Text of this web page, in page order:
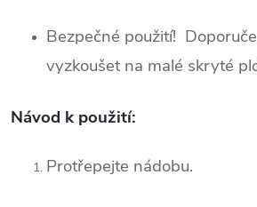
Bezpečné použití!
vyzkoušet na malé skryté
Návod k použití:
Protřepejte nádobu.